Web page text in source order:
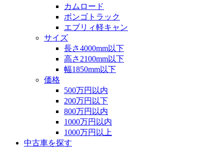
カムロード
ボンゴトラック
エブリィ軽キャン
サイズ
長さ4000mm以下
高さ2100mm以下
幅1850mm以下
価格
500万円以内
200万円以下
800万円以内
1000万円以内
1000万円以上
中古車を探す